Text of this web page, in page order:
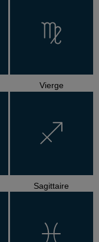
Vierge
Sagittaire